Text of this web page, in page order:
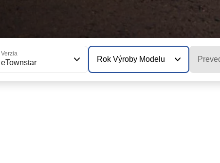
Verzia
eTownstar Rok Výroby Modelu